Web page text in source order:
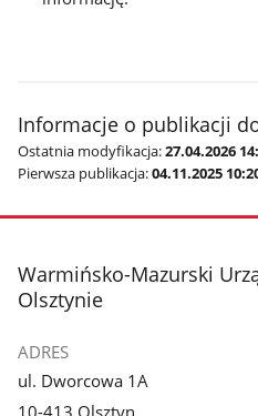
Informacje o publikacji
Ostatnia modyfikacja:27.04.2026
Pierwsza publikacja:04.11.2025
stopka
Warmińsko-Mazurski
Olsztynie
ADRES
ul. Dworcowa 1A
10-413 Olsztyn